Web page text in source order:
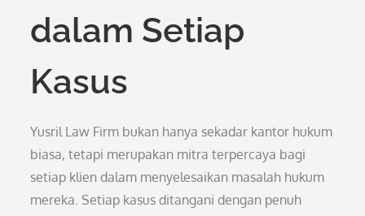
dalam Setiap
Kasus
Yusril Law Firm bukan hanya sekadar kantor hukum
biasa, tetapi merupakan mitra terpercaya bagi
setiap klien dalam menyelesaikan masalah hukum
mereka. Setiap kasus ditangani dengan penuh